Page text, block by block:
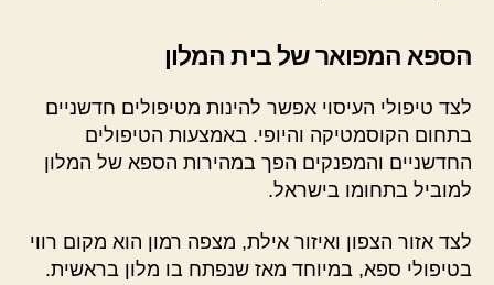
הספא המפואר של בית המלון
לצד טיפולי העיסוי אפשר להינות מטיפולים חדשניים
בתחום הקוסמטיקה והיופי. באמצעות הטיפולים
החדשניים והמפנקים הפך במהירות הספא של המלון
למוביל בתחומו בישראל.
לצד אזור הצפון ואיזור אילת, מצפה רמון הוא מקום רווי
בטיפולי ספא, במיוחד מאז שנפתח בו מלון בראשית.